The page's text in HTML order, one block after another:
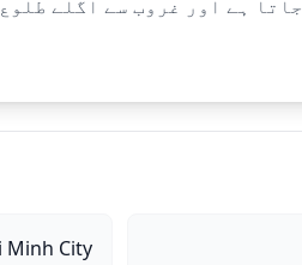
Minh City